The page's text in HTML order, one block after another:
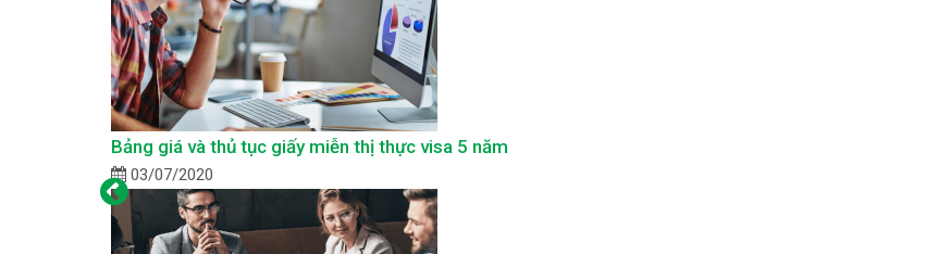
Bảng giá và thủ tục giấy miễn thị thực visa 5 năm
03/07/2020